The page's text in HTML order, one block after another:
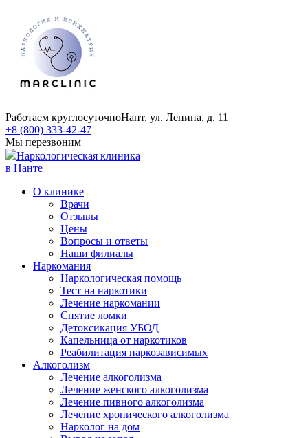
Работаем круглосуточноНант, ул. Ленина, д. 11
+8 (800) 333-42-47
Мы перезвоним
Наркологическая клиника
в Нанте
О клинике
Врачи
Отзывы
Цены
Вопросы и ответы
Наши филиалы
Наркомания
Наркологическая помощь
Тест на наркотики
Лечение наркомании
Снятие ломки
​​Детоксикация УБОД
Капельница от наркотиков
Реабилитация наркозависимых
Алкоголизм
Лечение алкоголизма
Лечение женского алкоголизма
Лечение пивного алкоголизма
Лечение хронического алкоголизма
Нарколог на дом